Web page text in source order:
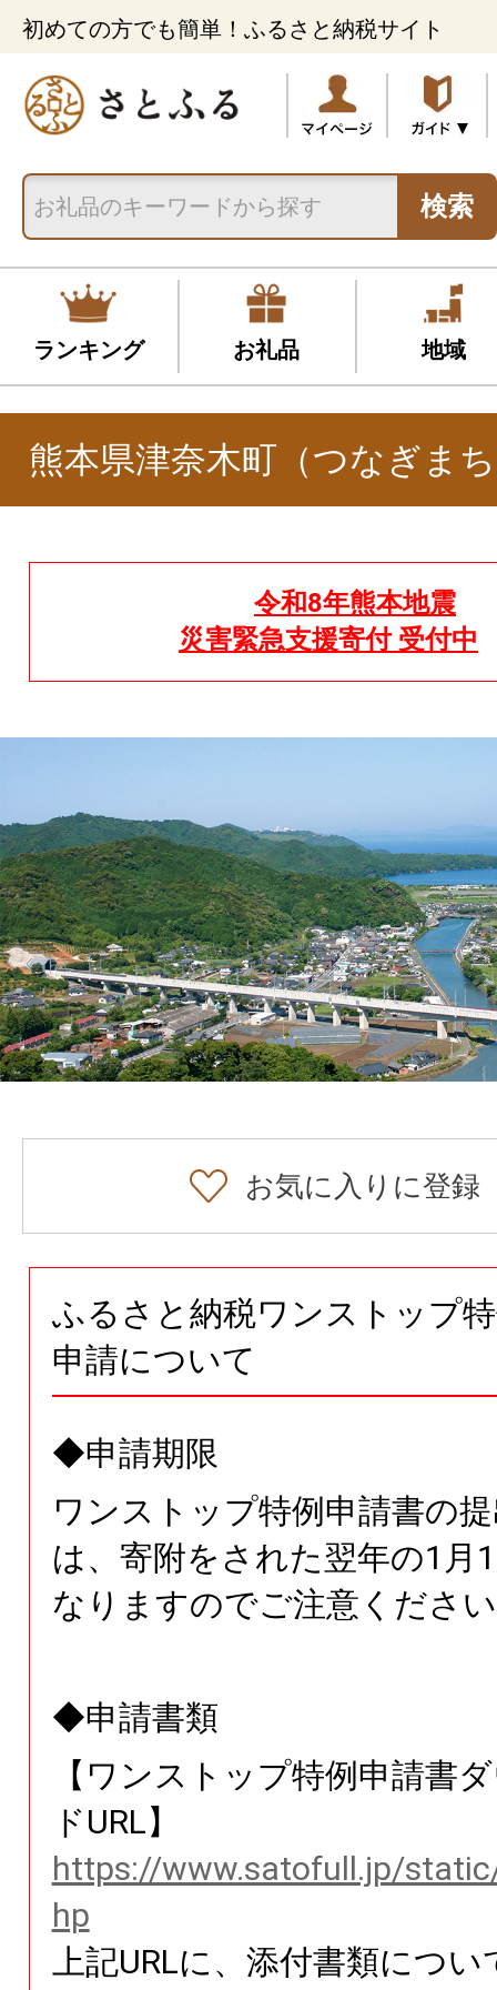
初めての方でも簡単！ふるさと納税サイト
検索
ランキング お礼品 地域
熊本県津奈木町（つなぎま
令和8年熊本地震
災害緊急支援寄付 受付中
お気に入りに登録
ふるさと納税ワンストップ
申請について
◆申請期限
ワンストップ特例申請書の
は、寄附をされた翌年の1月
なりますのでご注意くださ
◆申請書類
【ワンストップ特例申請書
ドURL】
https://www.satofull.jp/
hp
上記URLに、添付書類につい